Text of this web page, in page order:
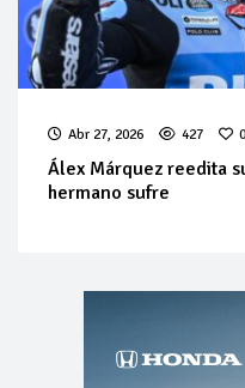
Abr 27, 2026 427 0
Álex Márquez reedita
hermano sufre